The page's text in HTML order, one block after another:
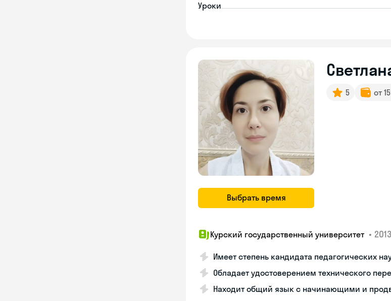
Уроки
Выбрать время
5 от
Курский государственный университет •
Имеет степень кандидата педагогических
Обладает удостоверением технического
Находит общий язык с начинающими и